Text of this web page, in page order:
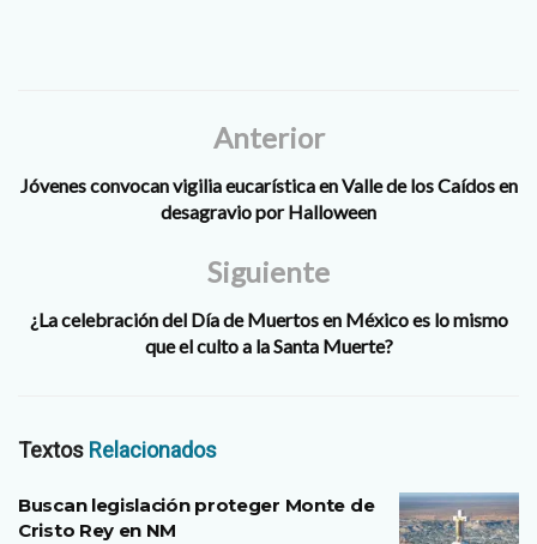
Anterior
Jóvenes convocan vigilia eucarística en Valle de los Caídos en
desagravio por Halloween
Siguiente
¿La celebración del Día de Muertos en México es lo mismo
que el culto a la Santa Muerte?
Textos Relacionados
Buscan legislación proteger Monte de
Cristo Rey en NM